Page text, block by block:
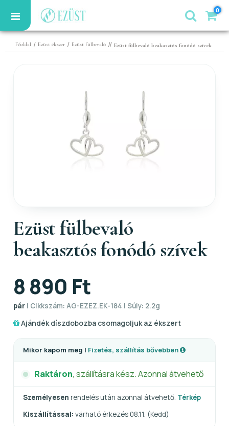
0
Főoldal / Ezüst ékszer / Ezüst fülbevaló // Ezüst fülbevaló beakasztós fonódó szívek
Ezüst fülbevaló
beakasztós fonódó szívek
8 890 Ft
pár | Cikkszám: AG-EZEZ.EK-184 | Súly: 2.2g
Ajándék díszdobozba csomagoljuk az ékszert
Mikor kapom meg | Fizetés, szállítás bővebben
Raktáron, szállításra kész. Azonnal átvehető
Személyesen rendelés után azonnal átvehető. Térkép
Kiszállítással: várható érkezés 08.11. (Kedd)